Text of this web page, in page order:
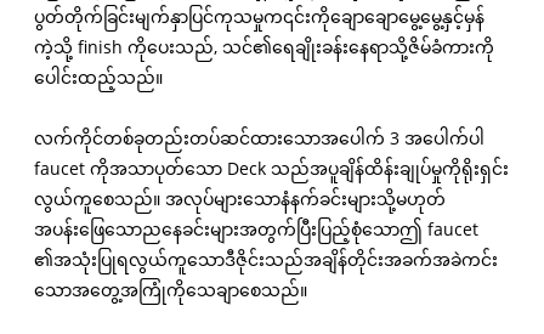
ပွတ်တိုက်ခြင်းမျက်နှာပြင်ကုသမှုက၎င်းကိုချောချောမွေ့မွေ့နှင့်မှန်
ကဲ့သို့ finish ကိုပေးသည်, သင်၏ရေချိုးခန်းနေရာသို့ဇိမ်ခံကားကို
ပေါင်းထည့်သည်။
လက်ကိုင်တစ်ခုတည်းတပ်ဆင်ထားသောအပေါက် 3 အပေါက်ပါ
faucet ကိုအသာပုတ်သော Deck သည်အပူချိန်ထိန်းချုပ်မှုကိုရိုးရှင်း
လွယ်ကူစေသည်။ အလုပ်များသောနံနက်ခင်းများသို့မဟုတ်
အပန်းဖြေသောညနေခင်းများအတွက်ပြီးပြည့်စုံသောဤ faucet
၏အသုံးပြုရလွယ်ကူသောဒီဇိုင်းသည်အချိန်တိုင်းအခက်အခဲကင်း
သောအတွေ့အကြုံကိုသေချာစေသည်။